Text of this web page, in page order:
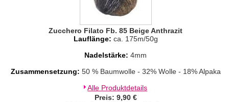
Zucchero Filato Fb. 85 Beige Anthrazit
Lauflänge: ca. 175m/50g
Nadelstärke: 4mm
Zusammensetzung: 50 % Baumwolle - 32% Wolle - 18% Alpaka
Alle Produktdetails
Preis: 9,90 €